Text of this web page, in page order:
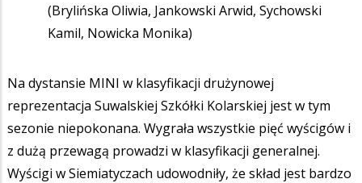
(Brylińska Oliwia, Jankowski Arwid, Sychowski
Kamil, Nowicka Monika)
Na dystansie MINI w klasyfikacji drużynowej
reprezentacja Suwalskiej Szkółki Kolarskiej jest w tym
sezonie niepokonana. Wygrała wszystkie pięć wyścigów i
z dużą przewagą prowadzi w klasyfikacji generalnej.
Wyścigi w Siemiatyczach udowodniły, że skład jest bardzo